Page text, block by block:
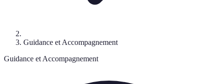
Guidance et Accompagnement
Guidance et Accompagnement